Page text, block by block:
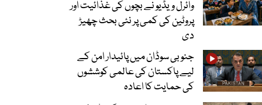
وائرل ویڈیو نے بچوں کی غذائیت اور
پروٹین کی کمی پر نئی بحث چھیڑ
دی
جنوبی سوڈان میں پائیدار امن کے
لیے پاکستان کی عالمی کوششوں
کی حمایت کا اعادہ